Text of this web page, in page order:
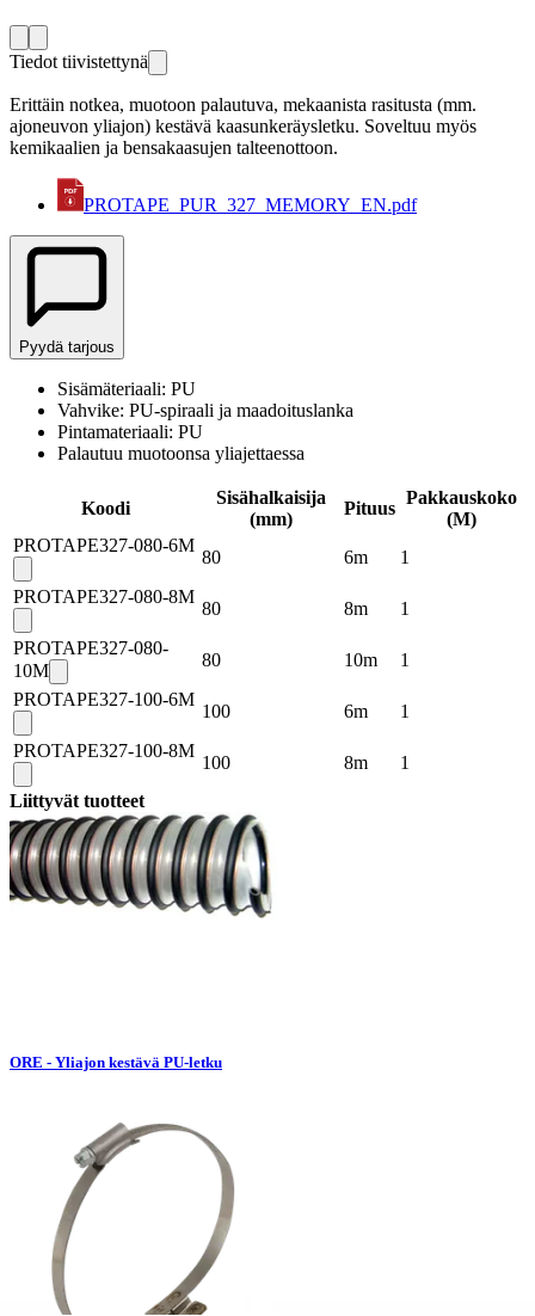
Tiedot tiivistettynä
Erittäin notkea, muotoon palautuva, mekaanista rasitusta (mm.
ajoneuvon yliajon) kestävä kaasunkeräysletku. Soveltuu myös
kemikaalien ja bensakaasujen talteenottoon.
PROTAPE_PUR_327_MEMORY_EN.pdf
Pyydä tarjous
Sisämäteriaali: PU
Vahvike: PU-spiraali ja maadoituslanka
Pintamateriaali: PU
Palautuu muotoonsa yliajettaessa
Koodi
Sisähalkaisija
(mm)
Pituus
Pakkauskoko
(M)
PROTAPE327-080-6M
80 6m
1
PROTAPE327-080-8M
80 8m
1
PROTAPE327-080-
10M
80 10m
1
PROTAPE327-100-6M
100 6m
1
PROTAPE327-100-8M
100 8m
1
Liittyvät tuotteet
ORE - Yliajon kestävä PU-letku